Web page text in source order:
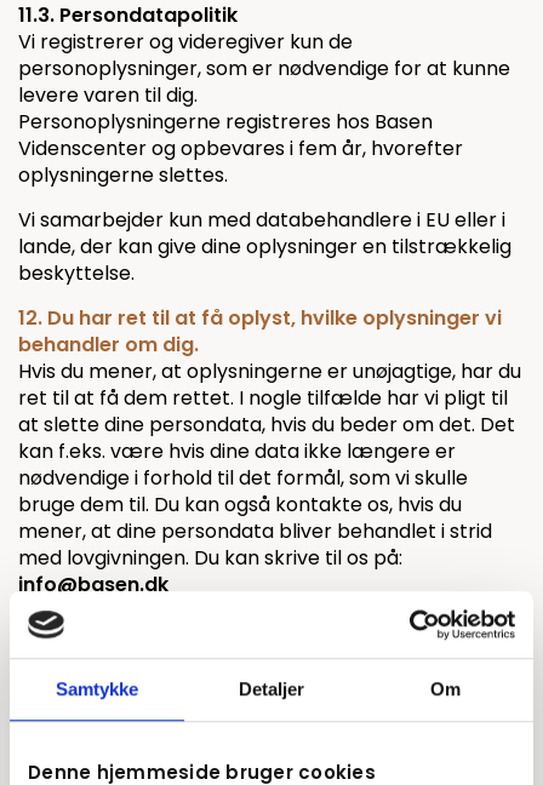
Samtykke Detaljer Om
Denne hjemmeside bruger cookies
11.3. Persondatapolitik
Vi registrerer og videregiver kun de
personoplysninger, som er nødvendige for at kunne
levere varen til dig.
Personoplysningerne registreres hos Basen
Videnscenter og opbevares i fem år, hvorefter
oplysningerne slettes.
Vi samarbejder kun med databehandlere i EU eller i
lande, der kan give dine oplysninger en tilstrækkelig
beskyttelse.
12. Du har ret til at få oplyst, hvilke oplysninger vi
behandler om dig.
Hvis du mener, at oplysningerne er unøjagtige, har du
ret til at få dem rettet. I nogle tilfælde har vi pligt til
at slette dine persondata, hvis du beder om det. Det
kan f.eks. være hvis dine data ikke længere er
nødvendige i forhold til det formål, som vi skulle
bruge dem til. Du kan også kontakte os, hvis du
mener, at dine persondata bliver behandlet i strid
med lovgivningen. Du kan skrive til os på:
info@basen.dk
Når der indsamles personoplysninger via vores
website, sikrer vi, at det altid sker ved afgivelse af dit
udtrykkelige samtykke, således at du er informeret
om præcis, hvilke oplysninger der indsamles og